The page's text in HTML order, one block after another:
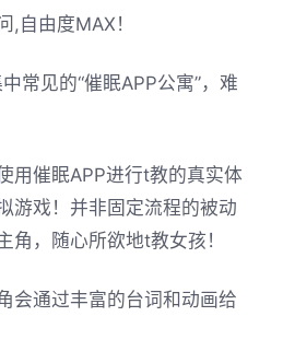
,自由度MAX！
常见的“催眠APP公寓”，难
用催眠APP进行t教的真实体
游戏！并非固定流程的被动
角，随心所欲地t教女孩！
会通过丰富的台词和动画给